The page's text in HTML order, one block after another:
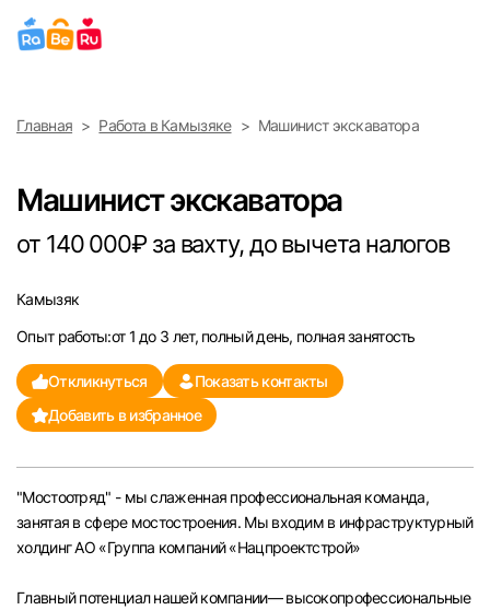
Выберите город
Санкт-Петербург
Ижевск
Екатеринбург
Саратов
Казань
Челябинск
Главная Работа в Камызяке Машинист экскаватора
Машинист экскаватора
от 140 000₽ за вахту, до вычета налогов
Камызяк
Опыт работы:от 1 до 3 лет, полный день, полная занятость
Откликнуться
Показать контакты
Добавить в избранное
"Мостоотряд" - мы слаженная профессиональная команда,
занятая в сфере мостостроения. Мы входим в инфраструктурный
холдинг АО «Группа компаний «Нацпроектстрой»
Главный потенциал нашей компании— высокопрофессиональные